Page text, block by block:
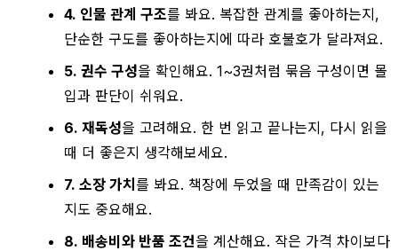
4. 인물 관계 구조를 봐요. 복잡한 관계를 좋아하는지,
단순한 구도를 좋아하는지에 따라 호불호가 달라져요.
5. 권수 구성을 확인해요. 1~3권처럼 묶음 구성이면 몰
입과 판단이 쉬워요.
6. 재독성을 고려해요. 한 번 읽고 끝나는지, 다시 읽을
때 더 좋은지 생각해보세요.
7. 소장 가치를 봐요. 책장에 두었을 때 만족감이 있는
지도 중요해요.
8. 배송비와 반품 조건을 계산해요. 작은 가격 차이보다